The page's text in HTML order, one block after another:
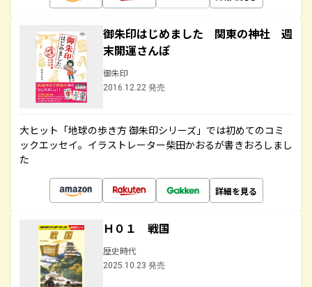
御朱印はじめました 関東の神社 週
末開運さんぽ
御朱印
2016.12.22 発売
大ヒット「地球の歩き方 御朱印シリーズ」では初めてのコミ
ックエッセイ。イラストレーター柴田かおるが書きおろしまし
た
詳細を見る
Ｈ０１ 戦国
歴史時代
2025.10.23 発売